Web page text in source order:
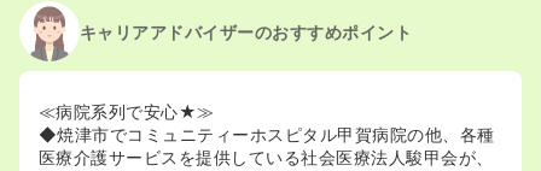
キャリアアドバイザーのおすすめポイント
≪病院系列で安心★≫
◆焼津市でコミュニティーホスピタル甲賀病院の他、各種
医療介護サービスを提供している社会医療法人駿甲会が、